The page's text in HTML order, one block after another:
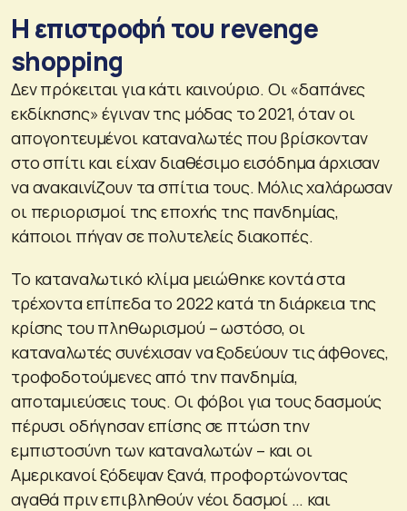
Η επιστροφή του revenge
shopping
Δεν πρόκειται για κάτι καινούριο. Οι «δαπάνες
εκδίκησης» έγιναν της μόδας το 2021, όταν οι
απογοητευμένοι καταναλωτές που βρίσκονταν
στο σπίτι και είχαν διαθέσιμο εισόδημα άρχισαν
να ανακαινίζουν τα σπίτια τους. Μόλις χαλάρωσαν
οι περιορισμοί της εποχής της πανδημίας,
κάποιοι πήγαν σε πολυτελείς διακοπές.
Το καταναλωτικό κλίμα μειώθηκε κοντά στα
τρέχοντα επίπεδα το 2022 κατά τη διάρκεια της
κρίσης του πληθωρισμού – ωστόσο, οι
καταναλωτές συνέχισαν να ξοδεύουν τις άφθονες,
τροφοδοτούμενες από την πανδημία,
αποταμιεύσεις τους. Οι φόβοι για τους δασμούς
πέρυσι οδήγησαν επίσης σε πτώση την
εμπιστοσύνη των καταναλωτών – και οι
Αμερικανοί ξόδεψαν ξανά, προφορτώνοντας
αγαθά πριν επιβληθούν νέοι δασμοί … και